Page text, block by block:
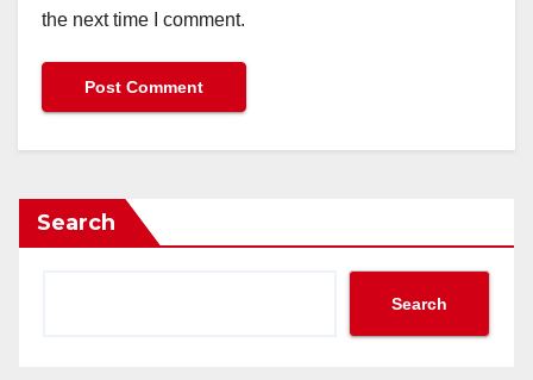
the next time I comment.
Search
Search